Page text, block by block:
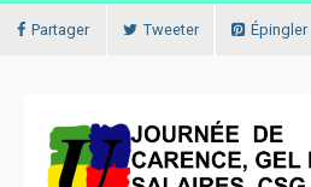
Partager Tweeter Épingler